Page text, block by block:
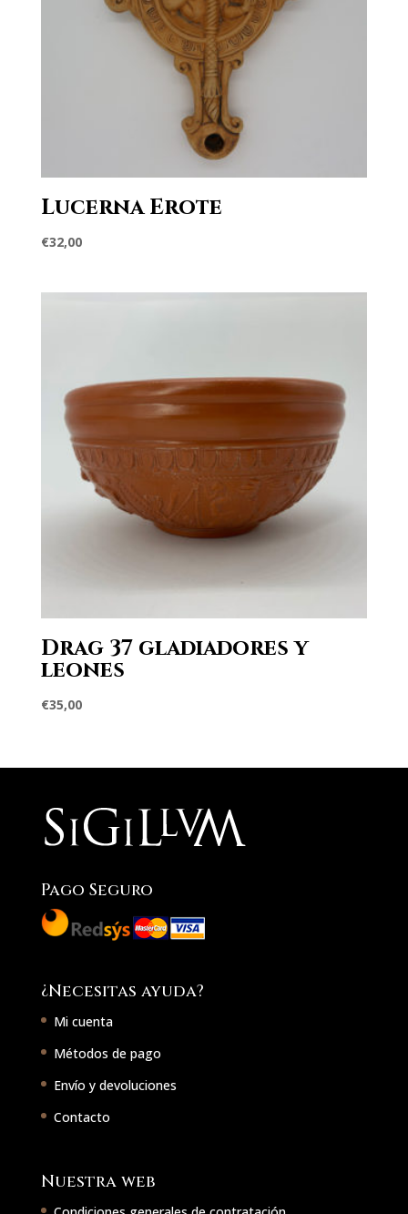
Lucerna Erote
€32,00
Drag 37 gladiadores y
leones
€35,00
Pago Seguro
¿Necesitas ayuda?
Mi cuenta
Métodos de pago
Envío y devoluciones
Contacto
Nuestra web